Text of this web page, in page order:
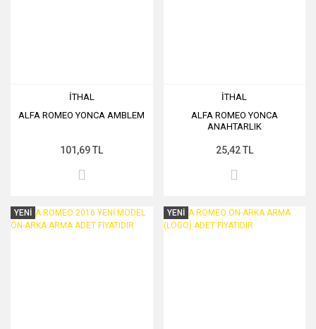
İTHAL
ALFA ROMEO YONCA AMBLEM
101,69 TL
İTHAL
ALFA ROMEO YONCA
ANAHTARLIK
25,42 TL
YENİ YENİ